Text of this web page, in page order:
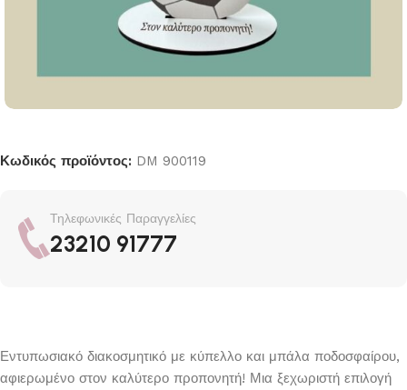
Κωδικός προϊόντος: DM 900119
Τηλεφωνικές Παραγγελίες
23210 91777
Εντυπωσιακό διακοσμητικό με κύπελλο και μπάλα ποδοσφαίρου,
αφιερωμένο στον καλύτερο προπονητή! Μια ξεχωριστή επιλογή